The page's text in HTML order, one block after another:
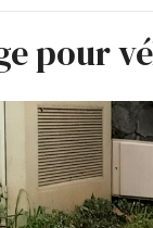
pour